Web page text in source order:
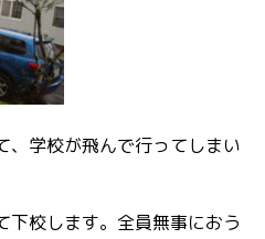
、学校が飛んで行ってしまい
下校します。全員無事におう